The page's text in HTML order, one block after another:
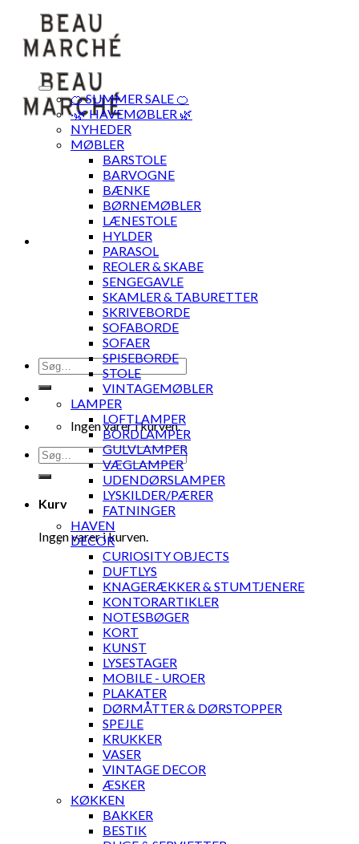
content
Søg
efter:
Ingen varer i kurven.
Søg
efter:
Kurv
Ingen varer i kurven.
🍊 SUMMER SALE 🍊
·🌿 HAVEMØBLER 🌿
NYHEDER
MØBLER
BARSTOLE
BARVOGNE
BÆNKE
BØRNEMØBLER
LÆNESTOLE
HYLDER
PARASOL
REOLER & SKABE
SENGEGAVLE
SKAMLER & TABURETTER
SKRIVEBORDE
SOFABORDE
SOFAER
SPISEBORDE
STOLE
VINTAGEMØBLER
LAMPER
LOFTLAMPER
BORDLAMPER
GULVLAMPER
VÆGLAMPER
UDENDØRSLAMPER
LYSKILDER/PÆRER
FATNINGER
HAVEN
DECOR
CURIOSITY OBJECTS
DUFTLYS
KNAGERÆKKER & STUMTJENERE
KONTORARTIKLER
NOTESBØGER
KORT
KUNST
LYSESTAGER
MOBILE - UROER
PLAKATER
DØRMÅTTER & DØRSTOPPER
SPEJLE
KRUKKER
VASER
VINTAGE DECOR
ÆSKER
KØKKEN
BAKKER
BESTIK